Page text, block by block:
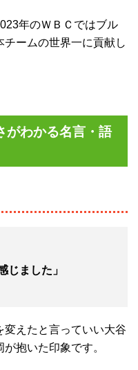
年のＷＢＣではブル
ームの世界一に貢献し
がわかる名言・語
じました」
変えたと言っていい大谷
抱いた印象です。